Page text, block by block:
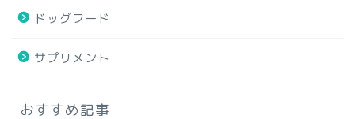
ドッグフード
サプリメント
おすすめ記事